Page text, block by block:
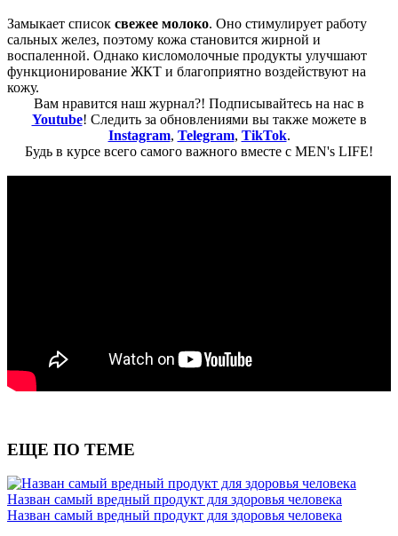
Замыкает список свежее молоко. Оно стимулирует работу
сальных желез, поэтому кожа становится жирной и
воспаленной. Однако кисломолочные продукты улучшают
функционирование ЖКТ и благоприятно воздействуют на
кожу.
Вам нравится наш журнал?! Подписывайтесь на нас в
Youtube! Следить за обновлениями вы также можете в
Instagram, Telegram, TikTok.
Будь в курсе всего самого важного вместе с MEN's LIFE!
ЕЩЕ ПО ТЕМЕ
Назван самый вредный продукт для здоровья человека
Назван самый вредный продукт для здоровья человека